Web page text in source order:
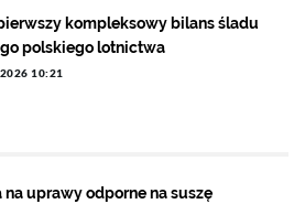
kompleksowy bilans śladu
polskiego lotnictwa
10:21
na uprawy odporne na suszę